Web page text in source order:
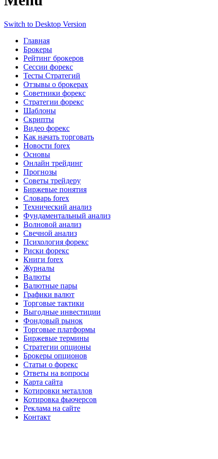
Switch to Desktop Version
Главная
Брокеры
Рейтинг брокеров
Сессии форекс
Тесты Стратегий
Отзывы о брокерах
Советники форекс
Стратегии форекс
Шаблоны
Скрипты
Видео форекс
Как начать торговать
Новости forex
Основы
Онлайн трейдинг
Прогнозы
Советы трейдеру
Биржевые понятия
Словарь forex
Технический анализ
Фундаментальный анализ
Волновой анализ
Свечной анализ
Психология форекс
Риски форекс
Книги forex
Журналы
Валюты
Валютные пары
Графики валют
Торговые тактики
Выгодные инвестиции
Фондовый рынок
Торговые платформы
Биржевые термины
Стратегии опционы
Брокеры опционов
Статьи о форекс
Ответы на вопросы
Карта сайта
Котировки металлов
Котировка фьючерсов
Реклама на сайте
Контакт